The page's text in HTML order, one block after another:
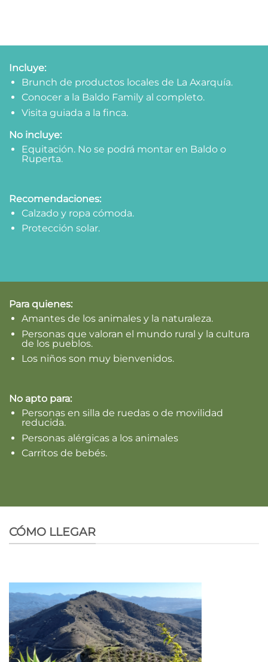
Incluye:
Brunch de productos locales de La Axarquía.
Conocer a la Baldo Family al completo.
Visita guiada a la finca.
No incluye:
Equitación. No se podrá montar en Baldo o
Ruperta.
Recomendaciones:
Calzado y ropa cómoda.
Protección solar.
Para quienes:
Amantes de los animales y la naturaleza.
Personas que valoran el mundo rural y la cultura
de los pueblos.
Los niños son muy bienvenidos.
No apto para:
Personas en silla de ruedas o de movilidad
reducida.
Personas alérgicas a los animales
Carritos de bebés.
CÓMO LLEGAR